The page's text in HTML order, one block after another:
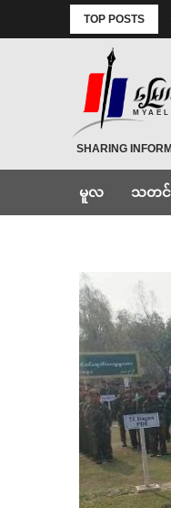
TOP POSTS
SHARING
မူလ သတင်
Home အလင်းဝ